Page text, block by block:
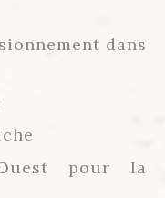
dans
pour la